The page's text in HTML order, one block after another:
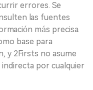
errores. Se
las fuentes
más precisa.
base para
y 2Firsts no asume
por cualquier